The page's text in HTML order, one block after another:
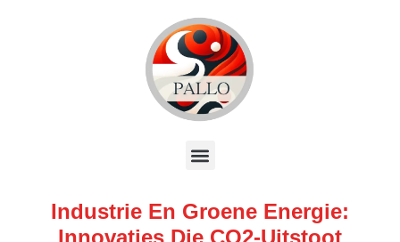
Industrie En Groene Energie: